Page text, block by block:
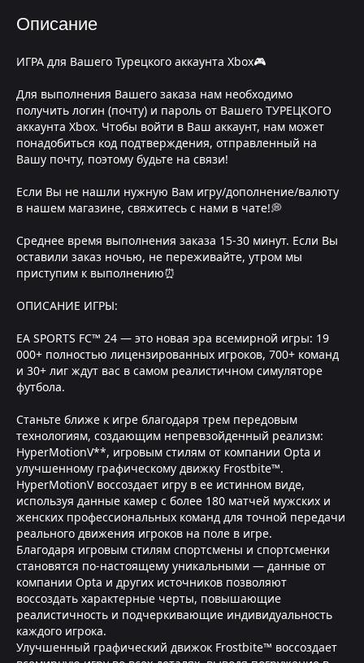
Описание
ИГРА для Вашего Турецкого аккаунта Xbox🎮
Для выполнения Вашего заказа нам необходимо
получить логин (почту) и пароль от Вашего ТУРЕЦКОГО
аккаунта Xbox. Чтобы войти в Ваш аккаунт, нам может
понадобиться код подтверждения, отправленный на
Вашу почту, поэтому будьте на связи!
Если Вы не нашли нужную Вам игру/дополнение/валюту
в нашем магазине, свяжитесь с нами в чате!💭
Среднее время выполнения заказа 15-30 минут. Если Вы
оставили заказ ночью, не переживайте, утром мы
приступим к выполнению⏰
ОПИСАНИЕ ИГРЫ:
EA SPORTS FC™ 24 — это новая эра всемирной игры: 19
000+ полностью лицензированных игроков, 700+ команд
и 30+ лиг ждут вас в самом реалистичном симуляторе
футбола.
Станьте ближе к игре благодаря трем передовым
технологиям, создающим непревзойденный реализм:
HyperMotionV**, игровым стилям от компании Opta и
улучшенному графическому движку Frostbite™.
HyperMotionV воссоздает игру в ее истинном виде,
используя данные камер с более 180 матчей мужских и
женских профессиональных команд для точной передачи
реального движения игроков на поле в игре.
Благодаря игровым стилям спортсмены и спортсменки
становятся по-настоящему уникальными — данные от
компании Opta и других источников позволяют
воссоздать характерные черты, повышающие
реалистичность и подчеркивающие индивидуальность
каждого игрока.
Улучшенный графический движок Frostbite™ воссоздает